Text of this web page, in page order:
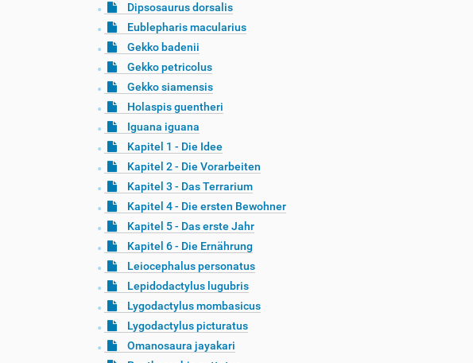
Dipsosaurus dorsalis
Eublepharis macularius
Gekko badenii
Gekko petricolus
Gekko siamensis
Holaspis guentheri
Iguana iguana
Kapitel 1 - Die Idee
Kapitel 2 - Die Vorarbeiten
Kapitel 3 - Das Terrarium
Kapitel 4 - Die ersten Bewohner
Kapitel 5 - Das erste Jahr
Kapitel 6 - Die Ernährung
Leiocephalus personatus
Lepidodactylus lugubris
Lygodactylus mombasicus
Lygodactylus picturatus
Omanosaura jayakari